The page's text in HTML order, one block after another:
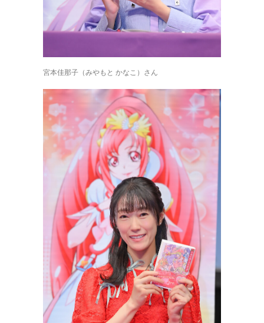
宮本佳那子（みやもと かなこ）さん